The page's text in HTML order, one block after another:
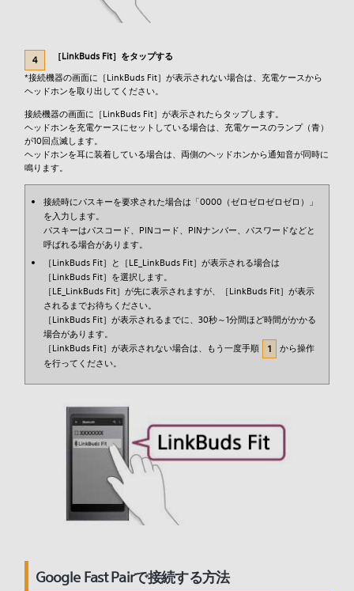
［LinkBuds Fit］をタップする
*接続機器の画面に［LinkBuds Fit］が表示されない場合は、充電ケースから
ヘッドホンを取り出してください。
接続機器の画面に［LinkBuds Fit］が表示されたらタップします。
ヘッドホンを充電ケースにセットしている場合は、充電ケースのランプ（青）
が10回点滅します。
ヘッドホンを耳に装着している場合は、両側のヘッドホンから通知音が同時に
鳴ります。
接続時にパスキーを要求された場合は「0000（ゼロゼロゼロゼロ）」
を入力します。
パスキーはパスコード、PINコード、PINナンバー、パスワードなどと
呼ばれる場合があります。
［LinkBuds Fit］と［LE_LinkBuds Fit］が表示される場合は
［LinkBuds Fit］を選択します。
［LE_LinkBuds Fit］が先に表示されますが、［LinkBuds Fit］が表示
されるまでお待ちください。
［LinkBuds Fit］が表示されるまでに、30秒～1分間ほど時間がかかる
場合があります。
［LinkBuds Fit］が表示されない場合は、もう一度手順
1
から操作
を行ってください。
Google Fast Pairで接続する方法